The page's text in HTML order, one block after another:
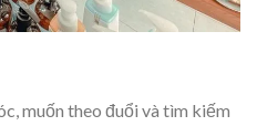
muốn theo đuổi và tìm kiếm